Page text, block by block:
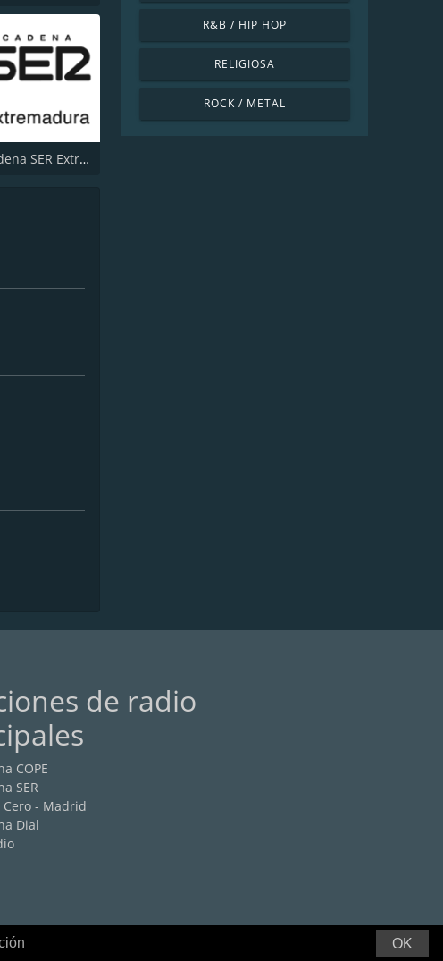
Cadena SER Extremadura
R&B / HIP HOP
RELIGIOSA
ROCK / METAL
de radio
COPE
SER
Cero - Madrid
Dial
OK